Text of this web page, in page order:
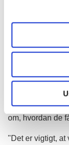
På
hvis et digitalt
hjemmesiden
hjælp til
For
de små- og
samlet sted,
om, hvordan de
"Det er vigtigt, at